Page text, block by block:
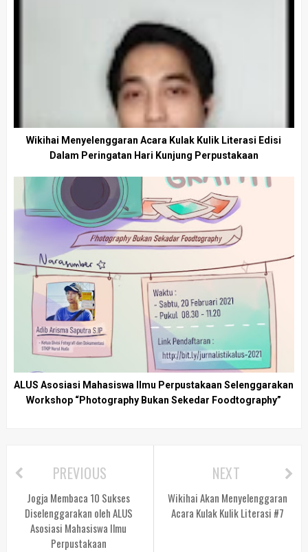
Wikihai Menyelenggaran Acara Kulak Kulik Literasi Edisi
Dalam Peringatan Hari Kunjung Perpustakaan
ALUS Asosiasi Mahasiswa Ilmu Perpustakaan Selenggarakan
Workshop “Photography Bukan Sekedar Foodtography”
NEXT
Wikihai Akan Menyelenggaran
Acara Kulak Kulik Literasi #7
PREVIOUS
Jogja Membaca 10 Sukses
Diselenggarakan oleh ALUS
Asosiasi Mahasiswa Ilmu
Perpustakaan